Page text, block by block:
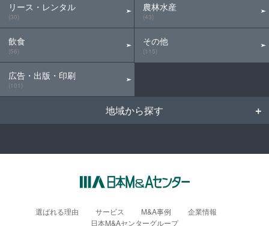
リース・レンタル
(30)
飲食
(56)
広告・出版・印刷
(101)
農林水産
(43)
その他
(115)
地域から探す
選ばれる理由 サービス M&A事例
企業情報
日本M&Aセンターグループ